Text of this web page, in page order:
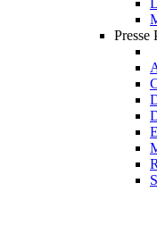
Presse